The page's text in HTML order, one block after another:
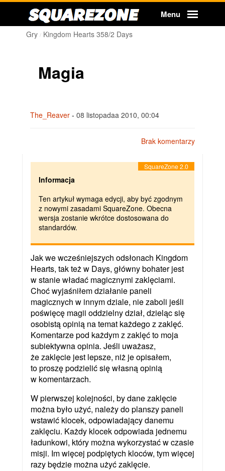
Squarezone Menu
Gry Kingdom Hearts 358/2 Days
Magia
The_Reaver - 08 listopadaa 2010, 00:04
Brak komentarzy
Informacja
Ten artykuł wymaga edycji, aby być zgodnym
z nowymi zasadami SquareZone. Obecna
wersja zostanie wkrótce dostosowana do
standardów.
Jak we wcześniejszych odsłonach Kingdom
Hearts, tak też w Days, główny bohater jest
w stanie władać magicznymi zaklęciami.
Choć wyjaśniłem działanie paneli
magicznych w innym dziale, nie zaboli jeśli
poświęcę magii oddzielny dział, dzieląc się
osobistą opinią na temat każdego z zaklęć.
Komentarze pod każdym z zaklęć to moja
subiektywna opinia. Jeśli uważasz,
że zaklęcie jest lepsze, niż je opisałem,
to proszę podzielić się własną opinią
w komentarzach.
W pierwszej kolejności, by dane zaklęcie
można było użyć, należy do planszy paneli
wstawić klocek, odpowiadający danemu
zaklęciu. Każdy klocek odpowiada jednemu
ładunkowi, który można wykorzystać w czasie
misji. Im więcej podpiętych kloców, tym więcej
razy będzie można użyć zaklęcie.